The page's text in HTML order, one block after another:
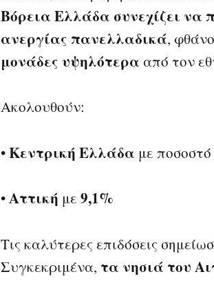
Βόρεια Ελλάδα συνεχίζει να
ανεργίας πανελλαδικά,
μονάδες υψηλότερα από τον
Ακολουθούν:
•Κεντρική Ελλάδα με
•Αττική με 9,1%
Τις καλύτερες επιδόσεις
Συγκεκριμένα, τα νησιά του